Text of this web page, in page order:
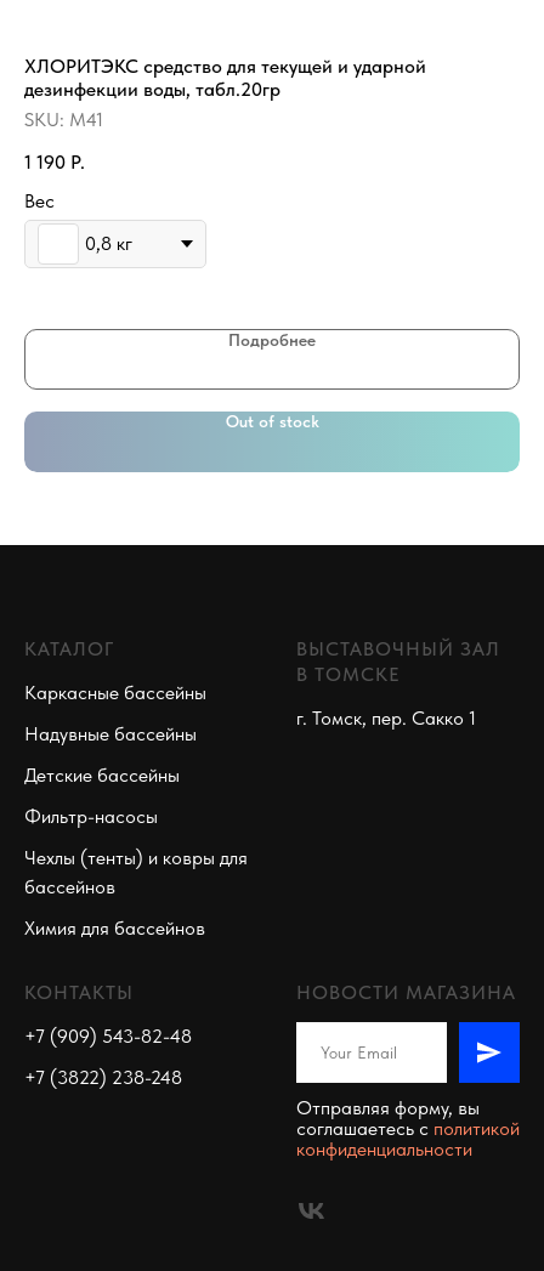
ХЛОРИТЭКС средство для текущей и ударной
дезинфекции воды, табл.20гр
SKU: M41
1 190 Р.
Вес
0,8 кг
Подробнее
Out of stock
КАТАЛОГ
Каркасные бассейны
Надувные бассейны
Детские бассейны
Фильтр-насосы
Чехлы (тенты) и ковры для
бассейнов
Химия для бассейнов
ВЫСТАВОЧНЫЙ ЗАЛ
В ТОМСКЕ
г. Томск, пер. Сакко 1
КОНТАКТЫ
+7 (909) 543-82-48
+7 (3822) 238-248
НОВОСТИ МАГАЗИНА
Отправляя форму, вы
соглашаетесь c политикой
конфиденциальности